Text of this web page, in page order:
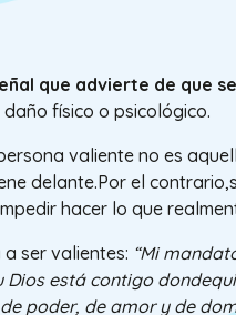
que advierte de que
físico o psicológico.
valiente no es
delante.Por el
hacer lo que
ser valientes: “Mi
Dios está contigo
poder, de amor y de